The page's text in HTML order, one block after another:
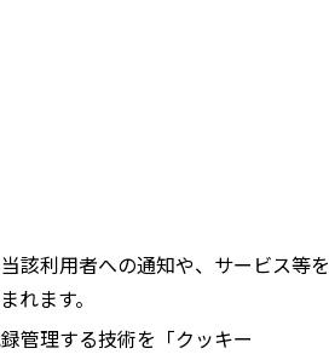
該利用者への通知や、サービス等を
ます。
管理する技術を「クッキー